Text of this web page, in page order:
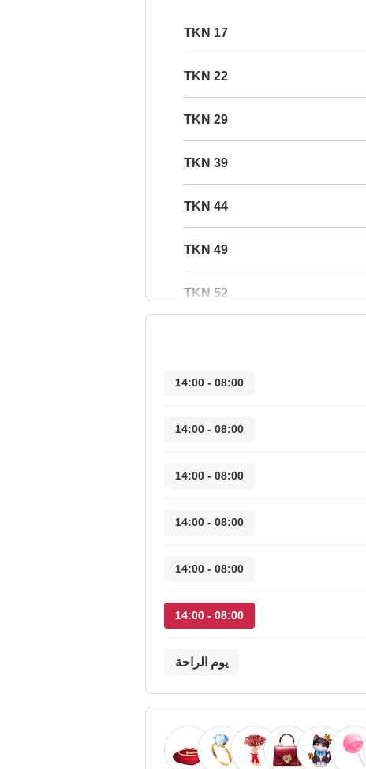
17 TKN
22 TKN
29 TKN
39 TKN
44 TKN
49 TKN
52 TKN
08:00 - 14:00
08:00 - 14:00
08:00 - 14:00
08:00 - 14:00
08:00 - 14:00
08:00 - 14:00
يوم الراحة